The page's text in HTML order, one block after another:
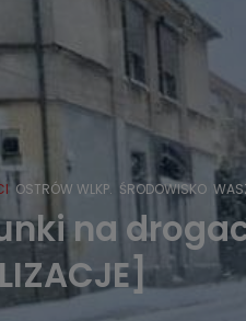
OSTRÓW WLKP. ŚRODOWISKO
na